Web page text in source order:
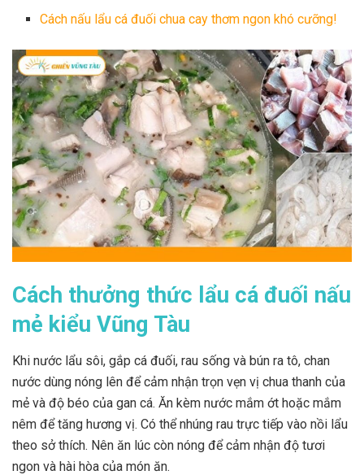
Cách nấu lẩu cá đuối chua cay thơm ngon khó cưỡng!
Cách thưởng thức lẩu cá đuối nấu
mẻ kiểu Vũng Tàu
Khi nước lẩu sôi, gắp cá đuối, rau sống và bún ra tô, chan
nước dùng nóng lên để cảm nhận trọn vẹn vị chua thanh của
mẻ và độ béo của gan cá. Ăn kèm nước mắm ớt hoặc mắm
nêm để tăng hương vị. Có thể nhúng rau trực tiếp vào nồi lẩu
theo sở thích. Nên ăn lúc còn nóng để cảm nhận độ tươi
ngon và hài hòa của món ăn.